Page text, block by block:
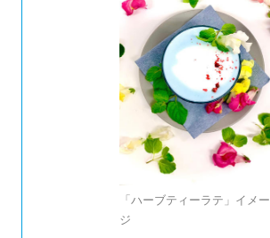
「ハーブティーラテ」イメー
ジ